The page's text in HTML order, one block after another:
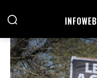
INFOWEB